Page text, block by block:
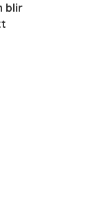
blir